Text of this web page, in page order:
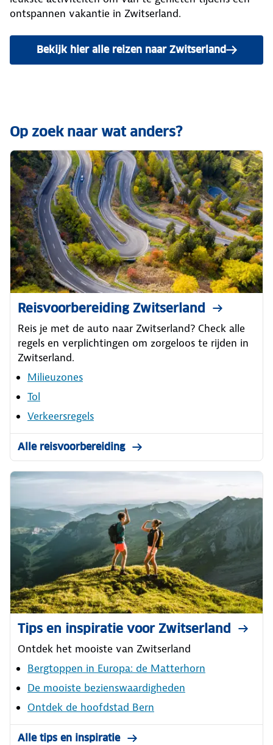
ontspannen vakantie in Zwitserland.
Bekijk hier alle reizen naar Zwitserland
Op zoek naar wat anders?
Reisvoorbereiding Zwitserland
Reis je met de auto naar Zwitserland? Check alle
regels en verplichtingen om zorgeloos te rijden in
Zwitserland.
Milieuzones
Tol
Verkeersregels
Alle reisvoorbereiding
Tips en inspiratie voor Zwitserland
Ontdek het mooiste van Zwitserland
Bergtoppen in Europa: de Matterhorn
De mooiste bezienswaardigheden
Ontdek de hoofdstad Bern
Alle tips en inspiratie